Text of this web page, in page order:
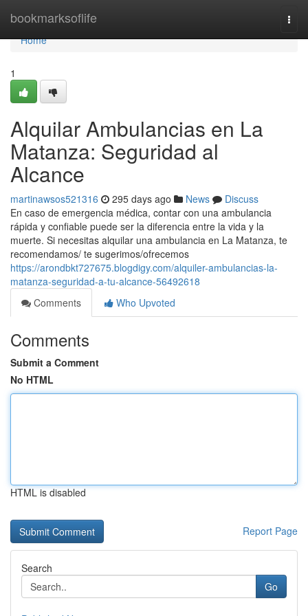
bookmarksoflife
Home
Home
1
Alquilar Ambulancias en La
Matanza: Seguridad al
Alcance
martinawsos521316 295 days ago News
Discuss
En caso de emergencia médica, contar con una ambulancia
rápida y confiable puede ser la diferencia entre la vida y la
muerte. Si necesitas alquilar una ambulancia en La Matanza, te
recomendamos/ te sugerimos/ofrecemos
https://arondbkt727675.blogdigy.com/alquiler-ambulancias-la-
matanza-seguridad-a-tu-alcance-56492618
Comments
Who Upvoted
Comments
Submit a Comment
No HTML
HTML is disabled
Report Page
Search
Go